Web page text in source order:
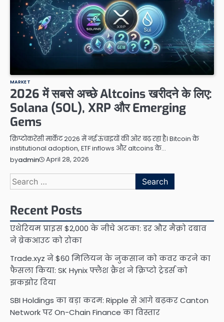
MARKET
2026 में सबसे अच्छे Altcoins खरीदने के लिए:
Solana (SOL), XRP और Emerging
Gems
क्रिप्टोकरेंसी मार्केट 2026 में नई ऊंचाइयों की ओर बढ़ रहा है। Bitcoin के
institutional adoption, ETF inflows और altcoins के…
byadmin April 28, 2026
Search
for:
Recent Posts
एथेरियम प्राइस $2,000 के नीचे अटका: डर और मैक्रो दबाव
ने ब्रेकआउट को रोका
Trade.xyz ने $60 मिलियन के नुकसान को कवर करने का
फैसला किया: SK Hynix फ्लैश क्रैश ने क्रिप्टो ट्रेडर्स को
झकझोर दिया
SBI Holdings का बड़ा कदम: Ripple से आगे बढ़कर Canton
Network पर On-Chain Finance का विस्तार